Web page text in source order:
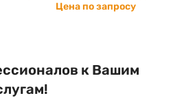
Цена по запросу
к Вашим